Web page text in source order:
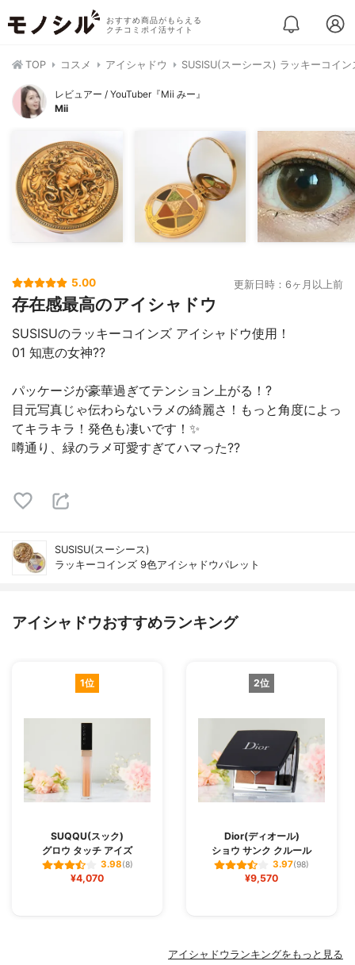
おすすめ商品がもらえる
クチコミポイ活サイト
TOP コスメ アイシャドウ SUSISU(スーシース) ラッキーコイ
レビュアー / YouTuber『Mii みー』
Mii
5.00 更新日時：6ヶ月以上前
存在感最高のアイシャドウ
SUSISUのラッキーコインズ アイシャドウ使用！
01 知恵の女神??
パッケージが豪華過ぎてテンション上がる！?
目元写真じゃ伝わらないラメの綺麗さ！もっと角度によっ
てキラキラ！発色も凄いです！✨
噂通り、緑のラメ可愛すぎてハマった??
SUSISU(スーシース)
ラッキーコインズ 9色アイシャドウパレット
アイシャドウおすすめランキング
1位
SUQQU(スック)
グロウ タッチ アイズ
3.98(8)
¥4,070
2位
Dior(ディオール)
ショウ サンク クルール
3.97(98)
¥9,570
アイシャドウランキングをもっと見る